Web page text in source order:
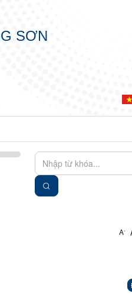
SƠN
A-